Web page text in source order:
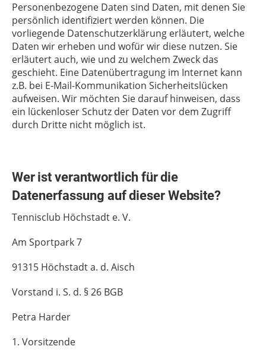
Personenbezogene Daten sind Daten, mit denen Sie
persönlich identifiziert werden können. Die
vorliegende Datenschutzerklärung erläutert, welche
Daten wir erheben und wofür wir diese nutzen. Sie
erläutert auch, wie und zu welchem Zweck das
geschieht. Eine Datenübertragung im Internet kann
z.B. bei E-Mail-Kommunikation Sicherheitslücken
aufweisen. Wir möchten Sie darauf hinweisen, dass
ein lückenloser Schutz der Daten vor dem Zugriff
durch Dritte nicht möglich ist.
Weristverantwortlichfürdie
Datenerfassung aufdieserWebsite?
Tennisclub Höchstadt e. V.
Am Sportpark 7
91315 Höchstadt a. d. Aisch
Vorstand i. S. d. § 26 BGB
Petra Harder
1. Vorsitzende